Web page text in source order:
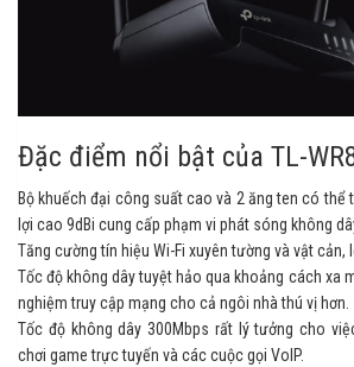
Đặc điểm nổi bật của TL-
Bộ khuếch đại công suất cao và 2 ăng ten có thể
lợi cao 9dBi cung cấp phạm vi phát sóng không
Tăng cường tín hiệu Wi-Fi xuyên tường và vật cản,
Tốc độ không dây tuyệt hảo qua khoảng cách xa
nghiệm truy cập mạng cho cả ngôi nhà thú vị hơn.
Tốc độ không dây 300Mbps rất lý tưởng cho
chơi game trực tuyến và các cuộc gọi VoIP.